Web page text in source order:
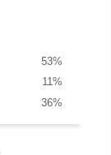
%
53
%
11
%
36